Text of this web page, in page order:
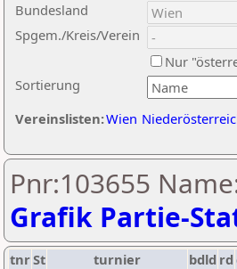
Sortierung
Bundesland
Spgem./Kreis/Verein
Nur
Vereinslisten:Wien
Pnr:103655
Grafik Partie-
tnrSt turnier bdld rd